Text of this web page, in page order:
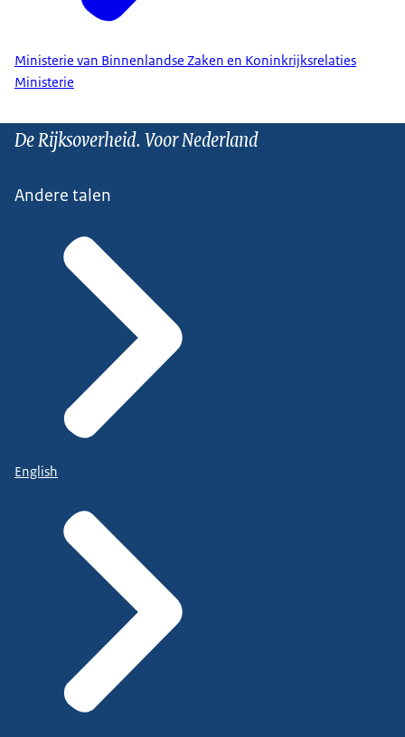
Ministerie van Binnenlandse Zaken en Koninkrijksrelaties
Ministerie
De Rijksoverheid. Voor Nederland
Andere talen
English